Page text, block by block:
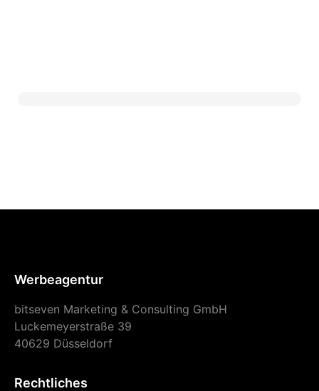
Werbeagentur
bitseven Marketing & Consulting GmbH
Luckemeyerstraße 39
40629 Düsseldorf
Rechtliches